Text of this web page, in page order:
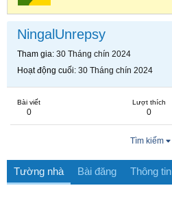
NingalUnrepsy
Tham gia 30 Tháng chín 2024
Hoạt động cuối 30 Tháng chín 2024
Bài viết
0
Lượt thích
0
Tìm kiếm
Tường nhà Bài đăng Thông tin